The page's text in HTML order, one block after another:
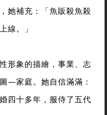
她補充：「魚販殺魚殺
線。」
形象的描繪，事業、志
—家庭。她自信滿滿：
四十多年，服侍了五代